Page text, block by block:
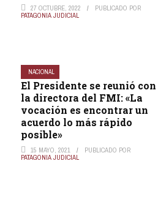
27 OCTUBRE, 2022
PUBLICADO POR
PATAGONIA JUDICIAL
NACIONAL
El Presidente se reunió con
la directora del FMI: «La
vocación es encontrar un
acuerdo lo más rápido
posible»
15 MAYO, 2021
PUBLICADO POR
PATAGONIA JUDICIAL